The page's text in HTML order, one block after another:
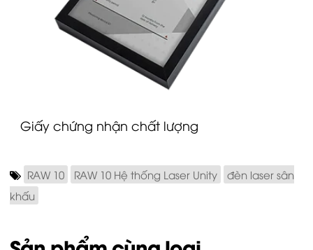
Giấy chứng nhận chất lượng
RAW 10 RAW 10 Hệ thống Laser Unity
đèn laser sân
khấu